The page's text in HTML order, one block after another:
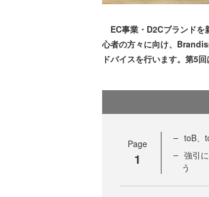
EC事業・D2Cブランドを
心者の方々に向け、
ドバイスを行います。第5
Page
1
toB、
強引
う